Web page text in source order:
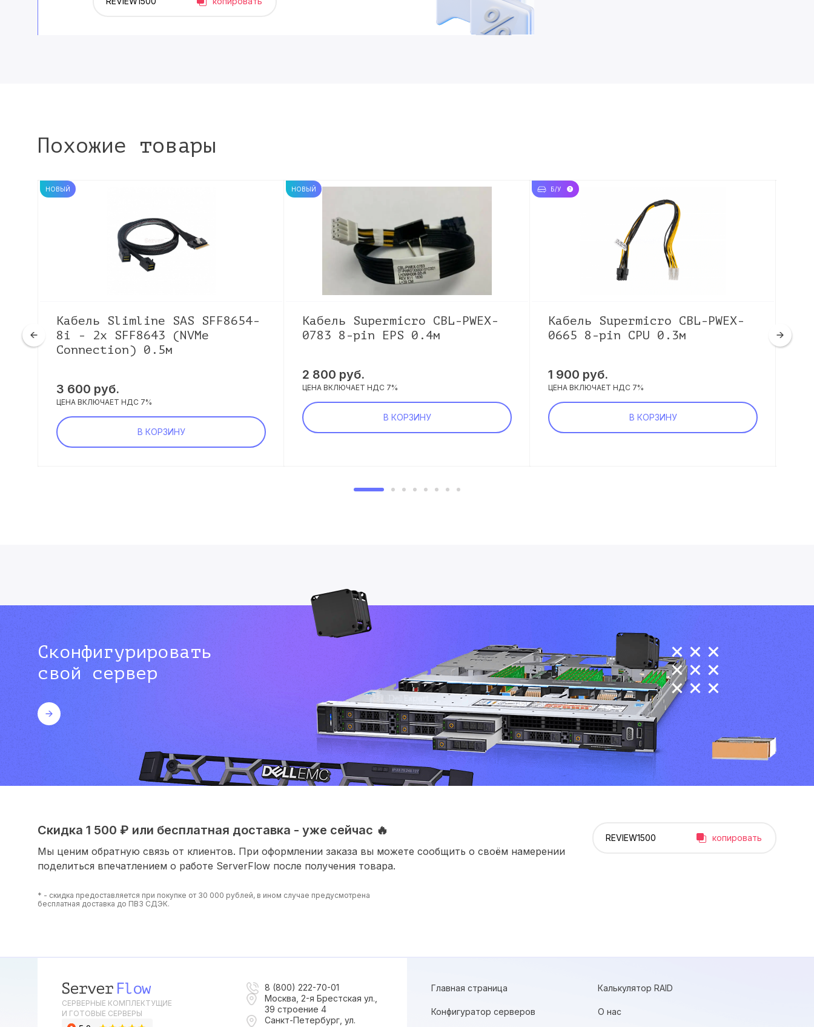
Похожие товары
НОВЫЙ
Кабель Slimline SAS SFF8654-
8i - 2x SFF8643 (NVMe
Connection) 0.5м
3 600 руб.
ЦЕНА ВКЛЮЧАЕТ НДС 7%
В КОРЗИНУ
НОВЫЙ
Кабель Supermicro CBL-PWEX-
0783 8-pin EPS 0.4м
2 800 руб.
ЦЕНА ВКЛЮЧАЕТ НДС 7%
В КОРЗИНУ
Б/У
Кабель Supermicro CBL-PWEX-
0665 8-pin CPU 0.3м
1 900 руб.
ЦЕНА ВКЛЮЧАЕТ НДС 7%
В КОРЗИНУ
Сконфигурировать
свой сервер
Скидка 1 500 ₽ или бесплатная доставка - уже сейчас 🔥
Мы ценим обратную связь от клиентов. При оформлении заказа вы можете сообщить о своём намерении
поделиться впечатлением о работе ServerFlow после получения товара.
* - скидка предоставляется при покупке от 30 000 рублей, в ином случае предусмотрена
бесплатная доставка до ПВЗ СДЭК.
копировать
СЕРВЕРНЫЕ КОМПЛЕКТУЩИЕ
И ГОТОВЫЕ СЕРВЕРЫ
8 (800) 222-70-01
Москва, 2-я Брестская ул.,
39 строение 4
Санкт-Петербург, ул.
Главная страница Калькулятор RAID
Конфигуратор серверов О нас